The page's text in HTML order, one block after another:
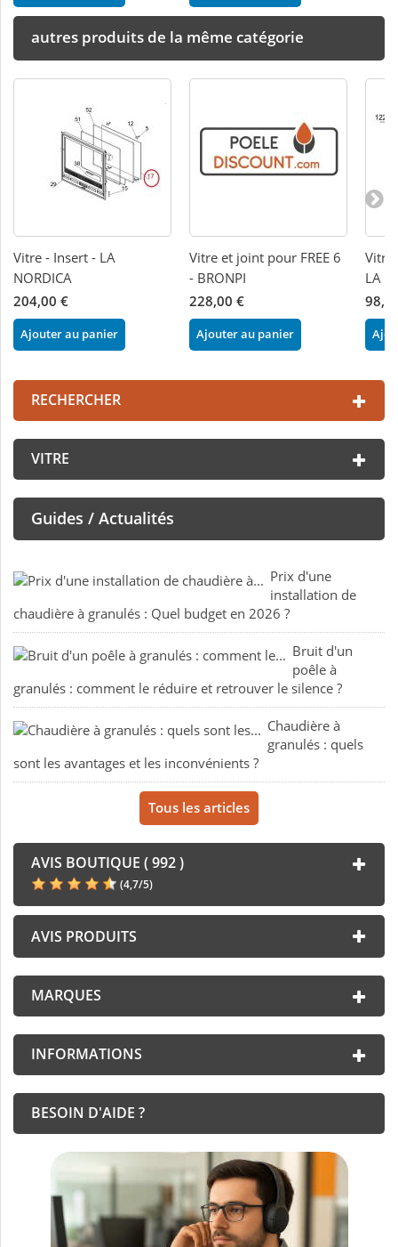
autres produits de la même catégorie
Vitre - Insert - LA
NORDICA
204,00 €
Ajouter au panier
Vitre et joint pour FREE 6
- BRONPI
228,00 €
Ajouter au panier
Vitre
LA
RECHERCHER
VITRE
Guides / Actualités
Prix d'une
installation de
chaudière à granulés : Quel budget en 2026 ?
Bruit d'un
poêle à
granulés : comment le réduire et retrouver le silence ?
Chaudière à
granulés : quels
sont les avantages et les inconvénients ?
Tous les articles
AVIS BOUTIQUE ( 992 )
(4,7/5)
AVIS PRODUITS
MARQUES
INFORMATIONS
BESOIN D'AIDE ?